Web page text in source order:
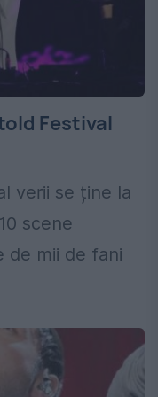
Festival
verii se ține la
scene
de mii de fani